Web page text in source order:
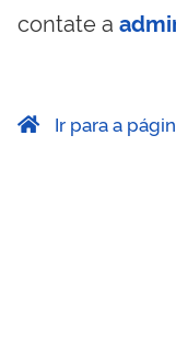
contate a
Ir para a